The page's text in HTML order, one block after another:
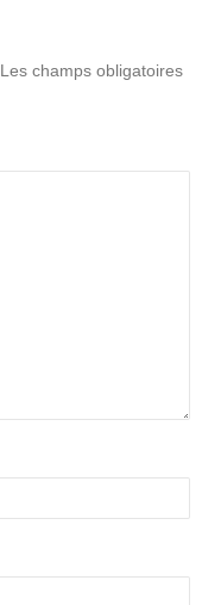
Les champs obligatoires